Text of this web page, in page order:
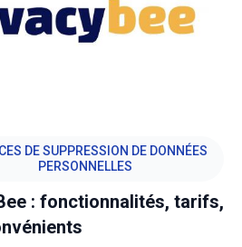
DE SUPPRESSION DE DONNÉES
PERSONNELLES
: fonctionnalités, tarifs,